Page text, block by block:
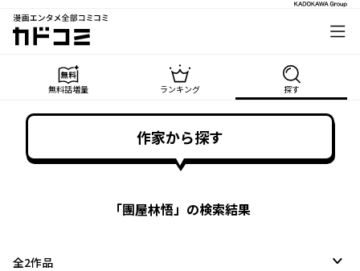
漫画エンタメ全部コミコミ
カドコミ
無料話増量 ランキング 探す
作家から探す
「團屋林悟」の検索結果
全2作品